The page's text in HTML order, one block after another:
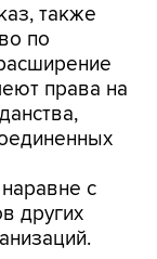
также
по
права на
с
других